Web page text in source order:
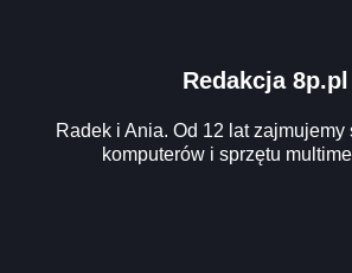
Redakcja 8p.pl
Radek i Ania. Od 12 lat zajmujemy
komputerów i sprzętu